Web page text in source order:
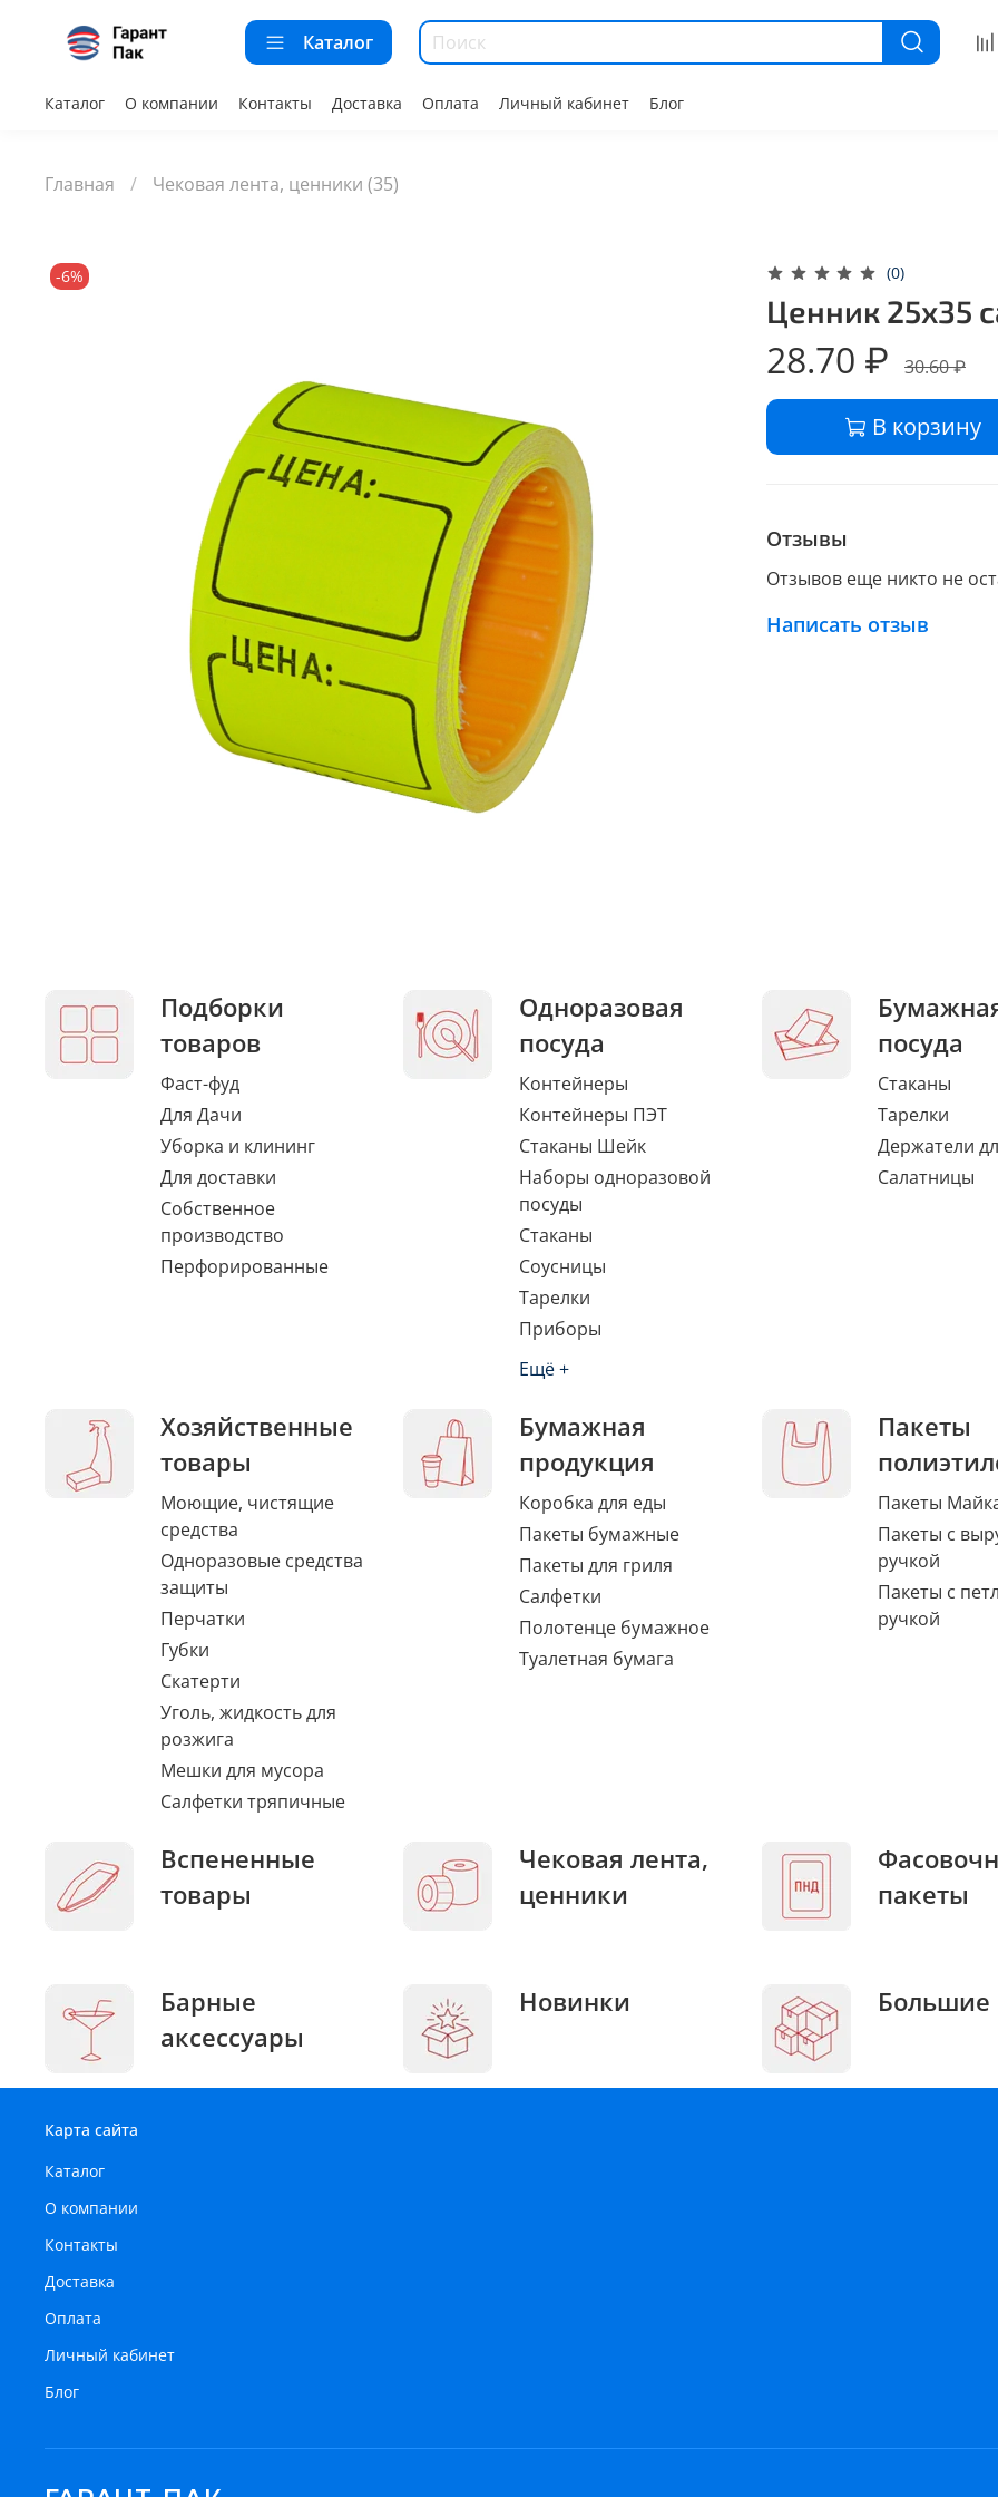
Каталог
Каталог О компании Контакты Доставка Оплата Личный кабинет Блог
Главная Чековая лента, ценники (35)
-6% (0)
Ценник 25х35
28.70 ₽ 30.60 ₽
В корзину
Отзывы
Отзывов еще никто не
Написать отзыв
Подборки
товаров
Фаст-фуд
Для Дачи
Уборка и клининг
Для доставки
Собственное
производство
Перфорированные
Одноразовая
посуда
Контейнеры
Контейнеры ПЭТ
Стаканы Шейк
Наборы одноразовой
посуды
Стаканы
Соусницы
Тарелки
Приборы
Ещё +
посуда
Стаканы
Тарелки
Держатели
Салатницы
Хозяйственные
товары
Моющие, чистящие
средства
Одноразовые средства
защиты
Перчатки
Губки
Скатерти
Уголь, жидкость для
розжига
Мешки для мусора
Салфетки тряпичные
Бумажная
продукция
Коробка для еды
Пакеты бумажные
Пакеты для гриля
Салфетки
Полотенце бумажное
Туалетная бумага
Пакеты
Пакеты
Пакеты с
ручкой
Пакеты с
ручкой
Вспененные
товары
Чековая лента,
ценники
пакеты
Барные
аксессуары
Новинки Большие
Карта сайта
Каталог
О компании
Контакты
Доставка
Оплата
Личный кабинет
Блог